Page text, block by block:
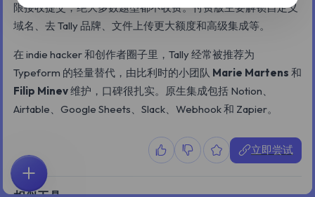
限接收提交，绝大多数题型都不收费。付费版主要解锁自定义
域名、去 Tally 品牌、文件上传更大额度和高级集成等。
在 indie hacker 和创作者圈子里，Tally 经常被推荐为
Typeform 的轻量替代，由比利时的小团队 Marie Martens 和
Filip Minev维护，口碑很扎实。原生集成包括 Notion、
Airtable、Google Sheets、Slack、Webhook 和 Zapier。
立即尝试